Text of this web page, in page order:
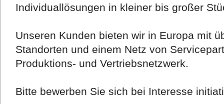
Individuallösungen in kleiner bis großer
Unseren Kunden bieten wir in Europa mit
Standorten und einem Netz von
Produktions- und Vertriebsnetzwerk.
Bitte bewerben Sie sich bei Interesse